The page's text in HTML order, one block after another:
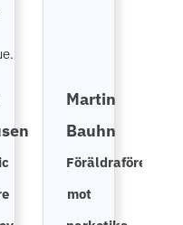
Martin
Bauhn
mot